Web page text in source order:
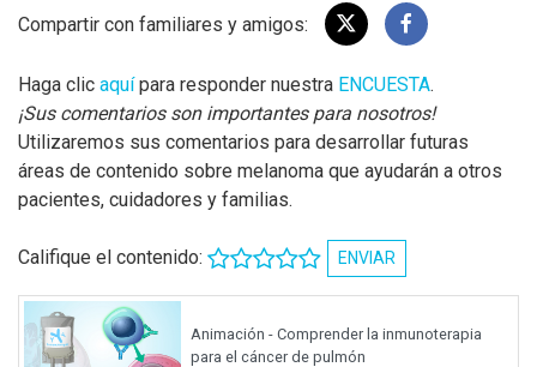
Compartir con familiares y amigos:
Haga clic aquípara responder nuestra ENCUESTA.
¡Sus comentarios son importantes para nosotros!
Utilizaremos sus comentarios para desarrollar futuras
áreas de contenido sobre melanoma que ayudarán a otros
pacientes, cuidadores y familias.
Califique el contenido: ENVIAR
Animación - Comprender la inmunoterapia
para el cáncer de pulmón